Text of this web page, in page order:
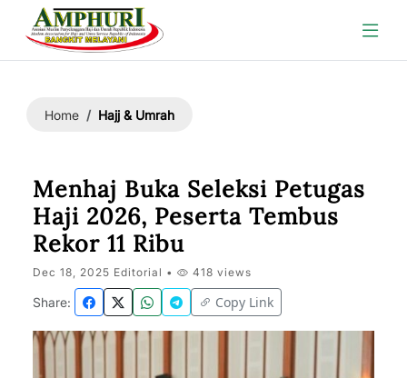
Home Hajj & Umrah
Menhaj Buka Seleksi Petugas
Haji 2026, Peserta Tembus
Rekor 11 Ribu
Dec 18, 2025 Editorial • 418 views
Share: Copy Link